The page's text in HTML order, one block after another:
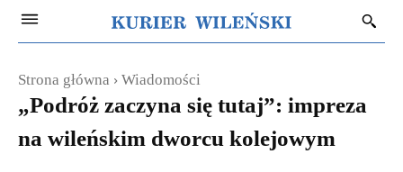
Strona główna Wiadomości
„Podróż zaczyna się tutaj”: impreza
na wileńskim dworcu kolejowym